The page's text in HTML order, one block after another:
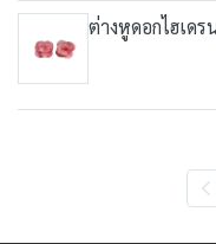
ต่างหูดอกไฮเดร